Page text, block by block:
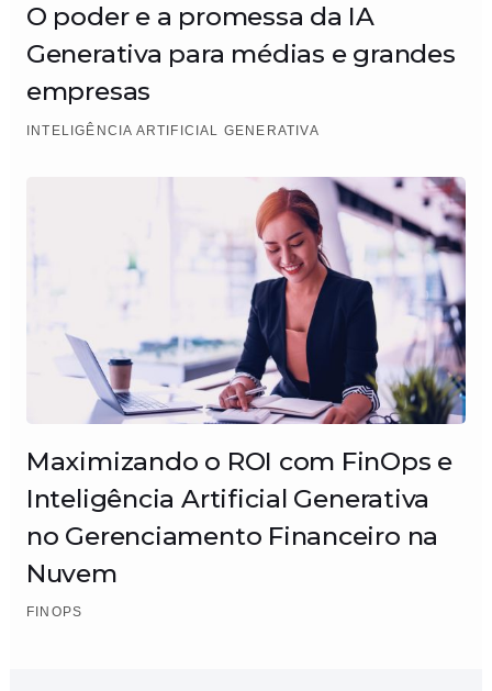
O poder e a promessa da IA
Generativa para médias e grandes
empresas
INTELIGÊNCIA ARTIFICIAL GENERATIVA
Maximizando o ROI com FinOps e
Inteligência Artificial Generativa
no Gerenciamento Financeiro na
Nuvem
FINOPS